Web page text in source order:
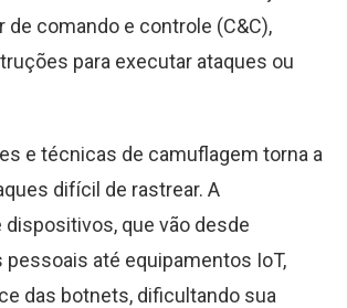
de comando e controle (C&C),
para executar ataques ou
e técnicas de camuflagem torna a
difícil de rastrear. A
dispositivos, que vão desde
até equipamentos IoT,
das botnets, dificultando sua